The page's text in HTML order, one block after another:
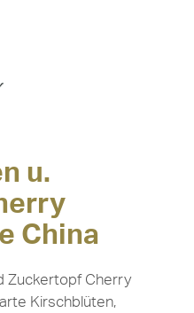
u.
China
Zuckertopf Cherry
Kirschblüten,